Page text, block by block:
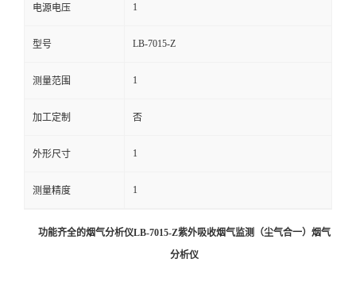
电源电压 1
型号 LB-7015-Z
测量范围 1
加工定制 否
外形尺寸 1
测量精度 1
功能齐全的烟气分析仪LB-7015-Z紫外吸收烟气监测（尘气合一）烟气
分析仪